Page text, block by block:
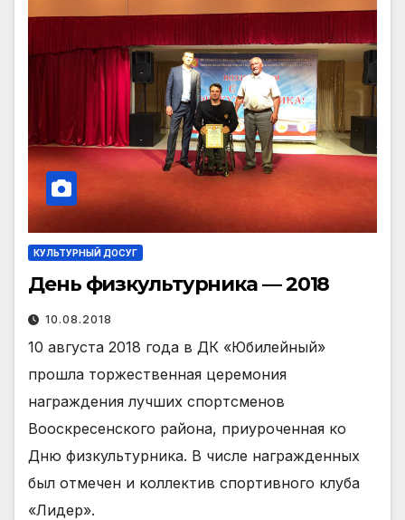
КУЛЬТУРНЫЙ ДОСУГ
День физкультурника — 2018
10.08.2018
10 августа 2018 года в ДК «Юбилейный»
прошла торжественная церемония
награждения лучших спортсменов
Вооскресенского района, приуроченная ко
Дню физкультурника. В числе награжденных
был отмечен и коллектив спортивного клуба
«Лидер».